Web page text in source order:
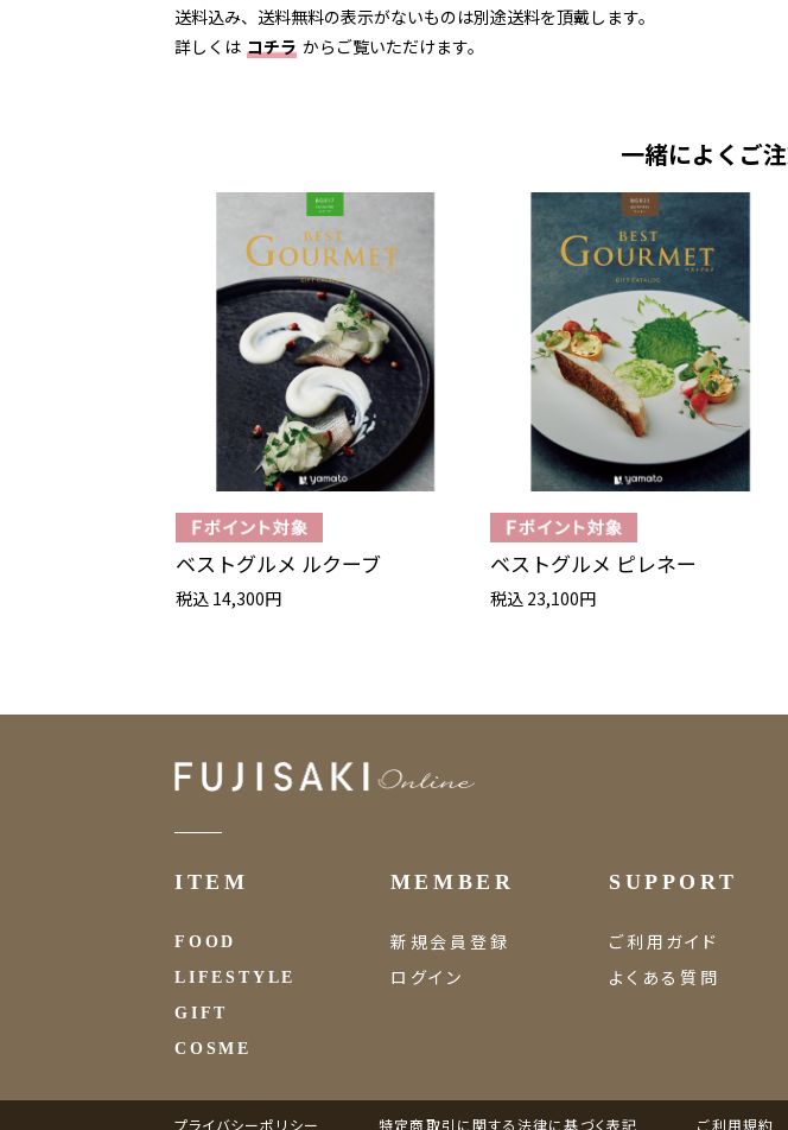
送料込み、送料無料の表示がないものは別途送料を頂戴します。
詳しくは コチラ からご覧いただけます。
一緒によくご
ベストグルメ ルクーブ
税込 14,300円
ベストグルメ ピレネー
税込 23,100円
ITEM
FOOD
LIFESTYLE
GIFT
COSME
MEMBER
新規会員登録
ログイン
SUPPORT
ご利用ガイド
よくある質問
プライバシーポリシー 特定商取引に関する法律に基づく表記 ご利用規約